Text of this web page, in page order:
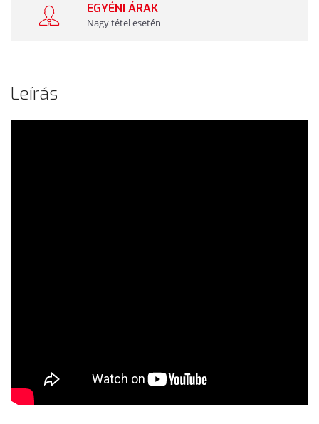
EGYÉNI ÁRAK
Nagy tétel esetén
Leírás